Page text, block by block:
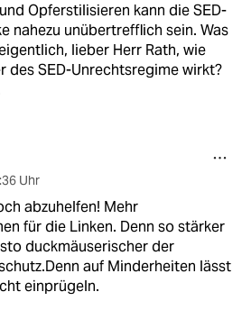
Opferstilisieren kann die SED-
nahezu unübertrefflich sein. Was
lieber Herr Rath, wie
des SED-Unrechtsregime wirkt?
Uhr
abzuhelfen! Mehr
für die Linken. Denn so stärker
duckmäuserischer der
auf Minderheiten lässt
einprügeln.